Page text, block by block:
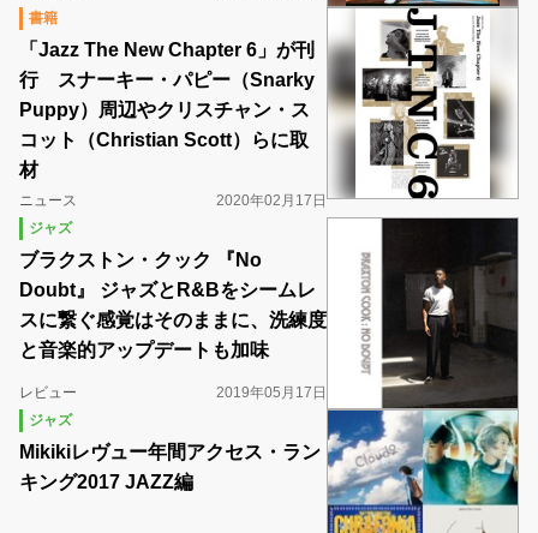
書籍
「Jazz The New Chapter 6」が刊
行 スナーキー・パピー（Snarky
Puppy）周辺やクリスチャン・ス
コット（Christian Scott）らに取
材
ニュース
2020年02月17日
ジャズ
ブラクストン・クック 『No
Doubt』 ジャズとR&Bをシームレ
スに繋ぐ感覚はそのままに、洗練度
と音楽的アップデートも加味
レビュー
2019年05月17日
ジャズ
Mikikiレヴュー年間アクセス・ラン
キング2017 JAZZ編